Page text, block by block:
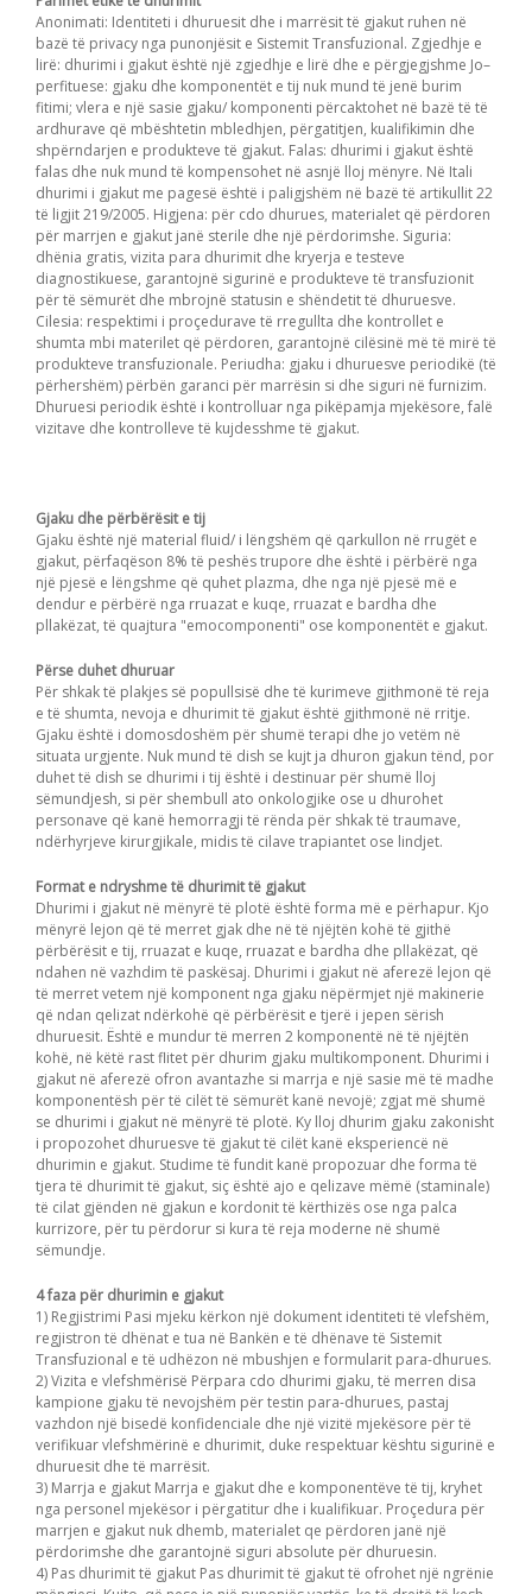
Anonimati: Identiteti i dhuruesit dhe i marrësit të gjakut ruhen në
bazë të privacy nga punonjësit e Sistemit Transfuzional. Zgjedhje e
lirë: dhurimi i gjakut është një zgjedhje e lirë dhe e përgjegjshme Jo–
perfituese: gjaku dhe komponentët e tij nuk mund të jenë burim
fitimi; vlera e një sasie gjaku/ komponenti përcaktohet në bazë të të
ardhurave që mbështetin mbledhjen, përgatitjen, kualifikimin dhe
shpërndarjen e produkteve të gjakut. Falas: dhurimi i gjakut është
falas dhe nuk mund të kompensohet në asnjë lloj mënyre. Në Itali
dhurimi i gjakut me pagesë është i paligjshëm në bazë të artikullit 22
të ligjit 219/2005. Higjena: për cdo dhurues, materialet që përdoren
për marrjen e gjakut janë sterile dhe një përdorimshe. Siguria:
dhënia gratis, vizita para dhurimit dhe kryerja e testeve
diagnostikuese, garantojnë sigurinë e produkteve të transfuzionit
për të sëmurët dhe mbrojnë statusin e shëndetit të dhuruesve.
Cilesia: respektimi i proçedurave të rregullta dhe kontrollet e
shumta mbi materilet që përdoren, garantojnë cilësinë më të mirë të
produkteve transfuzionale. Periudha: gjaku i dhuruesve periodikë (të
përhershëm) përbën garanci për marrësin si dhe siguri në furnizim.
Dhuruesi periodik është i kontrolluar nga pikëpamja mjekësore, falë
vizitave dhe kontrolleve të kujdesshme të gjakut.
Gjaku dhe përbërësit e tij
Gjaku është një material fluid/ i lëngshëm që qarkullon në rrugët e
gjakut, përfaqëson 8% të peshës trupore dhe është i përbërë nga
një pjesë e lëngshme që quhet plazma, dhe nga një pjesë më e
dendur e përbërë nga rruazat e kuqe, rruazat e bardha dhe
pllakëzat, të quajtura "emocomponenti" ose komponentët e gjakut.
Përse duhet dhuruar
Për shkak të plakjes së popullsisë dhe të kurimeve gjithmonë të reja
e të shumta, nevoja e dhurimit të gjakut është gjithmonë në rritje.
Gjaku është i domosdoshëm për shumë terapi dhe jo vetëm në
situata urgjente. Nuk mund të dish se kujt ja dhuron gjakun tënd, por
duhet të dish se dhurimi i tij është i destinuar për shumë lloj
sëmundjesh, si për shembull ato onkologjike ose u dhurohet
personave që kanë hemorragji të rënda për shkak të traumave,
ndërhyrjeve kirurgjikale, midis të cilave trapiantet ose lindjet.
Format e ndryshme të dhurimit të gjakut
Dhurimi i gjakut në mënyrë të plotë është forma më e përhapur. Kjo
mënyrë lejon që të merret gjak dhe në të njëjtën kohë të gjithë
përbërësit e tij, rruazat e kuqe, rruazat e bardha dhe pllakëzat, që
ndahen në vazhdim të paskësaj. Dhurimi i gjakut në aferezë lejon që
të merret vetem një komponent nga gjaku nëpërmjet një makinerie
që ndan qelizat ndërkohë që përbërësit e tjerë i jepen sërish
dhuruesit. Është e mundur të merren 2 komponentë në të njëjtën
kohë, në këtë rast flitet për dhurim gjaku multikomponent. Dhurimi i
gjakut në aferezë ofron avantazhe si marrja e një sasie më të madhe
komponentësh për të cilët të sëmurët kanë nevojë; zgjat më shumë
se dhurimi i gjakut në mënyrë të plotë. Ky lloj dhurim gjaku zakonisht
i propozohet dhuruesve të gjakut të cilët kanë eksperiencë në
dhurimin e gjakut. Studime të fundit kanë propozuar dhe forma të
tjera të dhurimit të gjakut, siç është ajo e qelizave mëmë (staminale)
të cilat gjënden në gjakun e kordonit të kërthizës ose nga palca
kurrizore, për tu përdorur si kura të reja moderne në shumë
sëmundje.
4 faza për dhurimin e gjakut
1) Regjistrimi Pasi mjeku kërkon një dokument identiteti të vlefshëm,
regjistron të dhënat e tua në Bankën e të dhënave të Sistemit
Transfuzional e të udhëzon në mbushjen e formularit para-dhurues.
2) Vizita e vlefshmërisë Përpara cdo dhurimi gjaku, të merren disa
kampione gjaku të nevojshëm për testin para-dhurues, pastaj
vazhdon një bisedë konfidenciale dhe një vizitë mjekësore për të
verifikuar vlefshmërinë e dhurimit, duke respektuar kështu sigurinë e
dhuruesit dhe të marrësit.
3) Marrja e gjakut Marrja e gjakut dhe e komponentëve të tij, kryhet
nga personel mjekësor i përgatitur dhe i kualifikuar. Proçedura për
marrjen e gjakut nuk dhemb, materialet qe përdoren janë një
përdorimshe dhe garantojnë siguri absolute për dhuruesin.
4) Pas dhurimit të gjakut Pas dhurimit të gjakut të ofrohet një ngrënie